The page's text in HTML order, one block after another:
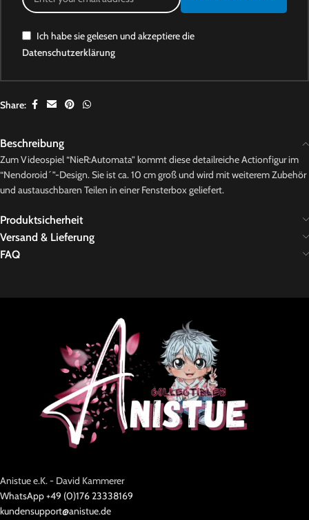
Ich habe sie gelesen und akzeptiere die
Datenschutzerklärung
Share:
Beschreibung
Zum Videospiel “NieR:Automata” kommt diese detailreiche Actionfigur im
“Nendoroid´”-Design. Sie ist ca. 10 cm groß und wird mit weiterem Zubehör
und austauschbaren Teilen in einer Fensterbox geliefert.
Produktsicherheit
Versand & Lieferung
FAQ
Anistue e.K. - David Kammerer
WhatsApp +49 (0)176 23338169
kundensupport@anistue.de